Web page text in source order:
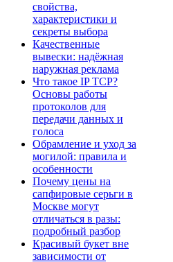
свойства,
характеристики и
секреты выбора
Качественные
вывески: надёжная
наружная реклама
Что такое IP TCP?
Основы работы
протоколов для
передачи данных и
голоса
Обрамление и уход за
могилой: правила и
особенности
Почему цены на
сапфировые серьги в
Москве могут
отличаться в разы:
подробный разбор
Красивый букет вне
зависимости от